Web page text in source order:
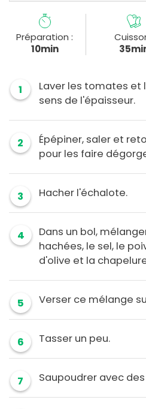
Préparation :
10min
1
Laver les tomates et
sens de l'épaisseur.
2
Épépiner, saler et
pour les faire
3 Hacher l'échalote.
4
Dans un bol,
hachées, le sel, le
d'olive et la
5 Verser ce mélange
6 Tasser un peu.
7 Saupoudrer avec